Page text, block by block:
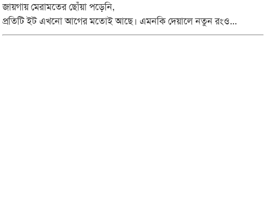
জায়গায় মেরামতের ছোঁয়া পড়েনি,
প্রতিটি ইট এখনো আগের মতোই আছে। এমনকি দেয়ালে নতুন রংও...